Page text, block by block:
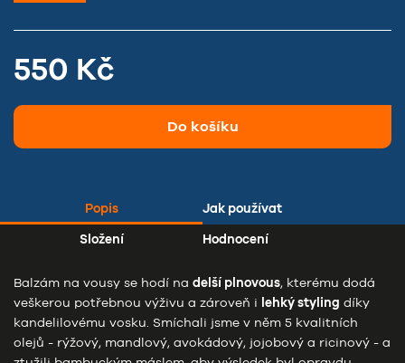
550 Kč
Do košíku
Popis
Jak používat
Složení
Hodnocení
Balzám na vousy se hodí na delší plnovous, kterému dodá
veškerou potřebnou výživu a zároveň i lehký styling díky
kandelilovému vosku. Smíchali jsme v něm 5 kvalitních
olejů - rýžový, mandlový, avokádový, jojobový a ricinový - a